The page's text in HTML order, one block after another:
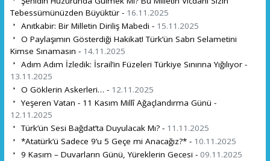
Tebessümünüzden Büyüktür - 16.11.2025
Anıtkabir: Bir Milletin Diriliş Mabedi - 15.11.2025
O Paylaşımın Gösterdiği Hakikat! Türk’ün Sabrı Selametini
Kimse Sınamasın - 14.11.2025
Adım Adım İzledik: İsrail’in Füzeleri Türkiye Sınırına Yığılıyor -
13.11.2025
O Göklerin Askerleri… - 12.11.2025
Yeşeren Vatan - 11 Kasım Millî Ağaçlandırma Günü -
12.11.2025
Türk’ün Sesi Bağdat’ta Duyulacak Mı? - 11.11.2025
*Atatürk’ü Sadece 9’u 5 Geçe mi Anacağız?* - 10.11.2025
9 Kasım – Duvarların Günü, Yüreklerin Gecesi - 09.11.2025